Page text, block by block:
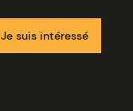
Je suis intéressé